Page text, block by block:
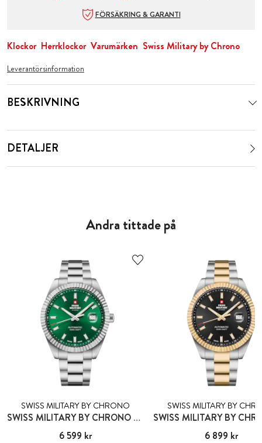
FÖRSÄKRING & GARANTI
Klockor Herrklockor Varumärken Swiss Military by Chrono
Leverantörsinformation
BESKRIVNING
DETALJER
Andra tittade på
SWISS MILITARY BY CHRONO
SWISS MILITARY BY CHRONO GENÈVE
Pris:6 599 kr
6 599 kr
SWISS MILITARY BY
Pris:6 899 kr
6 899 kr